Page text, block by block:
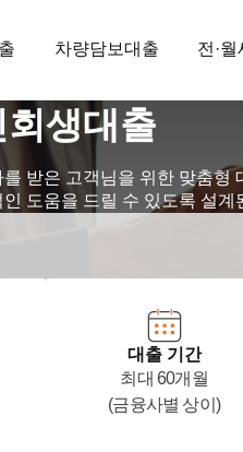
차량담보대출 전·
회생대출
받은 고객님을 위한 맞춤형
도움을 드릴 수 있도록 설계
대출 기간
최대 60개월
(금융사별 상이)